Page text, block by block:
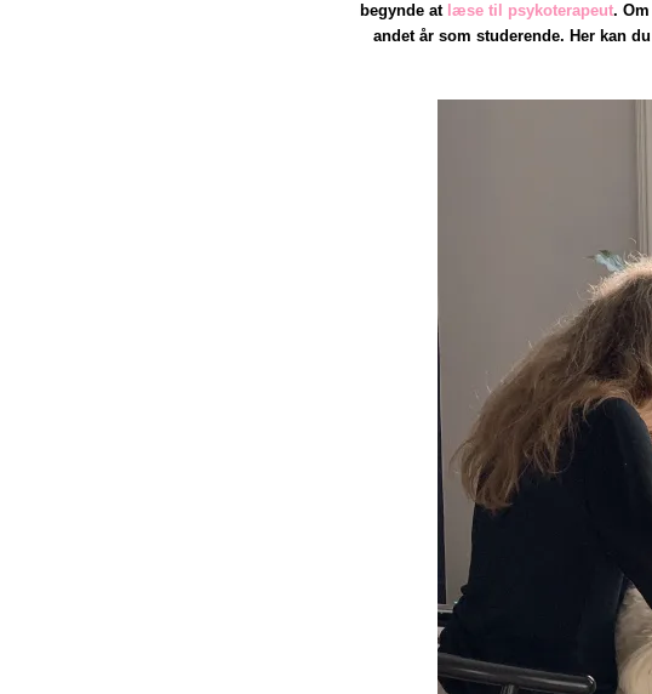
begynde at læse til psykoterapeut.
andet år som studerende. Her kan